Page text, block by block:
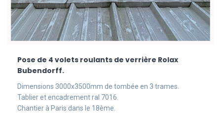
Pose de 4 volets roulants de verrière Rolax
Bubendorff.
Dimensions 3000x3500mm de tombée en 3 trames.
Tablier et encadrement ral 7016.
Chantier à Paris dans le 18ème.